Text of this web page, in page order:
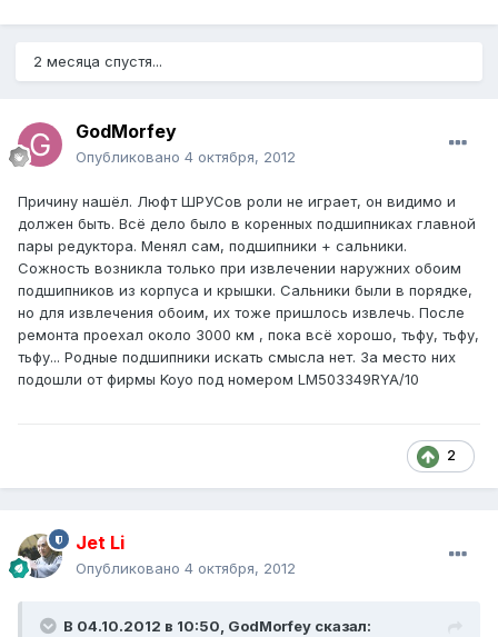
2 месяца спустя...
GodMorfey
Опубликовано 4 октября, 2012
Причину нашёл. Люфт ШРУСов роли не играет, он видимо и
должен быть. Всё дело было в коренных подшипниках главной
пары редуктора. Менял сам, подшипники + сальники.
Сожность возникла только при извлечении наружних обоим
подшипников из корпуса и крышки. Сальники были в порядке,
но для извлечения обоим, их тоже пришлось извлечь. После
ремонта проехал около 3000 км , пока всё хорошо, тьфу, тьфу,
тьфу... Родные подшипники искать смысла нет. За место них
подошли от фирмы Koyo под номером LM503349RYA/10
2
Jet Li
Опубликовано 4 октября, 2012
В 04.10.2012 в 10:50, GodMorfey сказал: